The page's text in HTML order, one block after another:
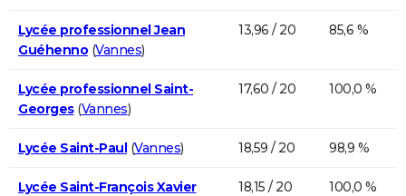
Lycée professionnel Jean
Guéhenno (Vannes)
13,96 / 20 85,6 %
Lycée professionnel Saint-
Georges(Vannes)
17,60 / 20 100,0 %
Lycée Saint-Paul(Vannes) 18,59 / 20 98,9 %
Lycée Saint-François Xavier
18,15 / 20 100,0 %